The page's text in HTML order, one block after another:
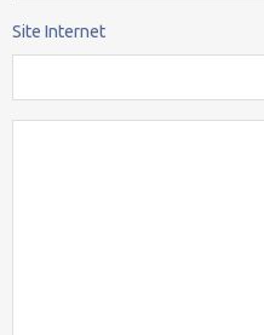
Site Internet